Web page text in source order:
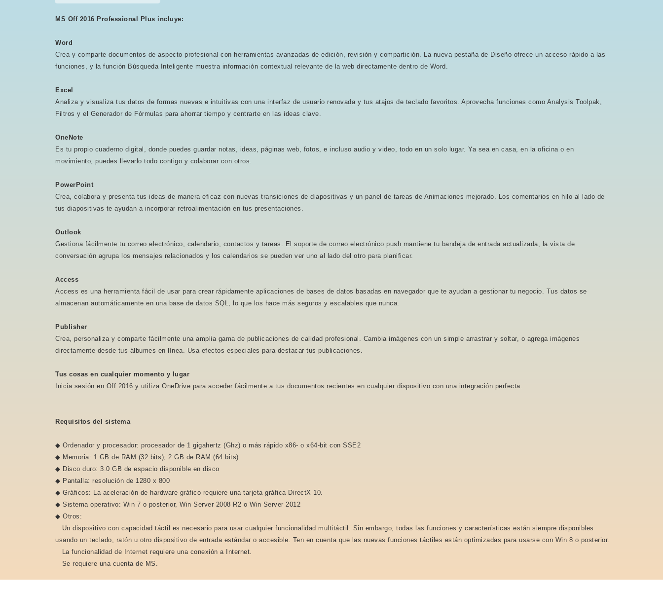
MS Off 2016 Professional Plus incluye:
Word
Crea y comparte documentos de aspecto profesional con herramientas avanzadas de edición, revisión y compartición. La nueva pestaña de Diseño ofrece un acceso rápido a las
funciones, y la función Búsqueda Inteligente muestra información contextual relevante de la web directamente dentro de Word.
Excel
Analiza y visualiza tus datos de formas nuevas e intuitivas con una interfaz de usuario renovada y tus atajos de teclado favoritos. Aprovecha funciones como Analysis Toolpak,
Filtros y el Generador de Fórmulas para ahorrar tiempo y centrarte en las ideas clave.
OneNote
Es tu propio cuaderno digital, donde puedes guardar notas, ideas, páginas web, fotos, e incluso audio y video, todo en un solo lugar. Ya sea en casa, en la oficina o en
movimiento, puedes llevarlo todo contigo y colaborar con otros.
PowerPoint
Crea, colabora y presenta tus ideas de manera eficaz con nuevas transiciones de diapositivas y un panel de tareas de Animaciones mejorado. Los comentarios en hilo al lado de
tus diapositivas te ayudan a incorporar retroalimentación en tus presentaciones.
Outlook
Gestiona fácilmente tu correo electrónico, calendario, contactos y tareas. El soporte de correo electrónico push mantiene tu bandeja de entrada actualizada, la vista de
conversación agrupa los mensajes relacionados y los calendarios se pueden ver uno al lado del otro para planificar.
Access
Access es una herramienta fácil de usar para crear rápidamente aplicaciones de bases de datos basadas en navegador que te ayudan a gestionar tu negocio. Tus datos se
almacenan automáticamente en una base de datos SQL, lo que los hace más seguros y escalables que nunca.
Publisher
Crea, personaliza y comparte fácilmente una amplia gama de publicaciones de calidad profesional. Cambia imágenes con un simple arrastrar y soltar, o agrega imágenes
directamente desde tus álbumes en línea. Usa efectos especiales para destacar tus publicaciones.
Tus cosas en cualquier momento y lugar
Inicia sesión en Off 2016 y utiliza OneDrive para acceder fácilmente a tus documentos recientes en cualquier dispositivo con una integración perfecta.
Requisitos del sistema
◆ Ordenador y procesador: procesador de 1 gigahertz (Ghz) o más rápido x86- o x64-bit con SSE2
◆ Memoria: 1 GB de RAM (32 bits); 2 GB de RAM (64 bits)
◆ Disco duro: 3.0 GB de espacio disponible en disco
◆ Pantalla: resolución de 1280 x 800
◆ Gráficos: La aceleración de hardware gráfico requiere una tarjeta gráfica DirectX 10.
◆ Sistema operativo: Win 7 o posterior, Win Server 2008 R2 o Win Server 2012
◆ Otros:
Un dispositivo con capacidad táctil es necesario para usar cualquier funcionalidad multitáctil. Sin embargo, todas las funciones y características están siempre disponibles
usando un teclado, ratón u otro dispositivo de entrada estándar o accesible. Ten en cuenta que las nuevas funciones táctiles están optimizadas para usarse con Win 8 o posterior.
La funcionalidad de Internet requiere una conexión a Internet.
Se requiere una cuenta de MS.